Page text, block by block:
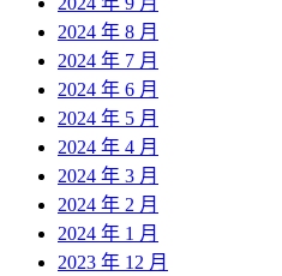
2024 年 8 月
2024 年 7 月
2024 年 6 月
2024 年 5 月
2024 年 4 月
2024 年 3 月
2024 年 2 月
2024 年 1 月
2023 年 12 月